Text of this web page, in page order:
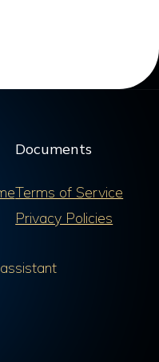
Documents
Terms of Service
Privacy Policies